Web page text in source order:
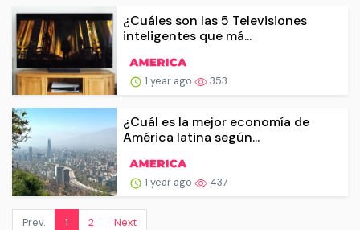
¿Cuáles son las 5 Televisiones
inteligentes que má...
1 year ago 353
¿Cuál es la mejor economía de
América latina según...
1 year ago 437
Prev. 1 2 Next